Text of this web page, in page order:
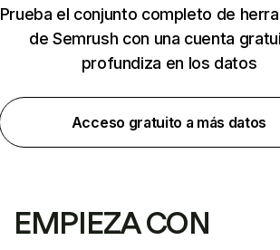
Prueba el conjunto completo de
de Semrush con una cuenta
profundiza en los datos
Acceso gratuito a más datos
EMPIEZA CON